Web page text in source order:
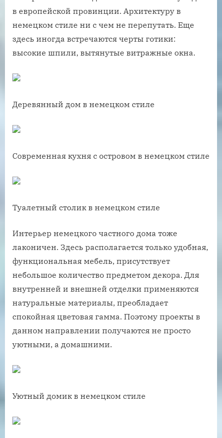
в европейской провинции. Архитектуру в
немецком стиле ни с чем не перепутать. Еще
здесь иногда встречаются черты готики:
высокие шпили, вытянутые витражные окна.
Деревянный дом в немецком стиле
Современная кухня с островом в немецком стиле
Туалетный столик в немецком стиле
Интерьер немецкого частного дома тоже
лаконичен. Здесь располагается только удобная,
функциональная мебель, присутствует
небольшое количество предметом декора. Для
внутренней и внешней отделки применяются
натуральные материалы, преобладает
спокойная цветовая гамма. Поэтому проекты в
данном направлении получаются не просто
уютными, а домашними.
Уютный домик в немецком стиле